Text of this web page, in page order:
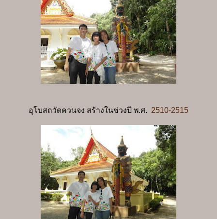
อุโบสถวัดควนจง สร้างในช่วงปี พ.ศ. 2510-2515